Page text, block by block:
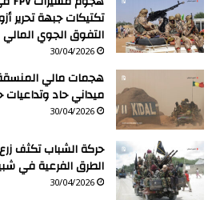
تكتيكات جبهة تحرير
التفوق الجوي المالي
30/04/2026
هجمات مالي
ميداني حاد
30/04/2026
حركة الشباب تكثف
الطرق الفرعية في
30/04/2026